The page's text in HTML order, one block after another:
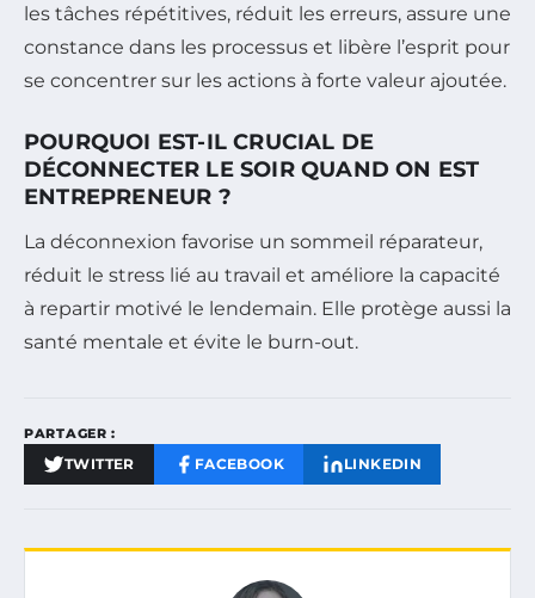
les tâches répétitives, réduit les erreurs, assure une
constance dans les processus et libère l’esprit pour
se concentrer sur les actions à forte valeur ajoutée.
POURQUOI EST-IL CRUCIAL DE
DÉCONNECTER LE SOIR QUAND ON EST
ENTREPRENEUR ?
La déconnexion favorise un sommeil réparateur,
réduit le stress lié au travail et améliore la capacité
à repartir motivé le lendemain. Elle protège aussi la
santé mentale et évite le burn-out.
PARTAGER :
TWITTER FACEBOOK LINKEDIN